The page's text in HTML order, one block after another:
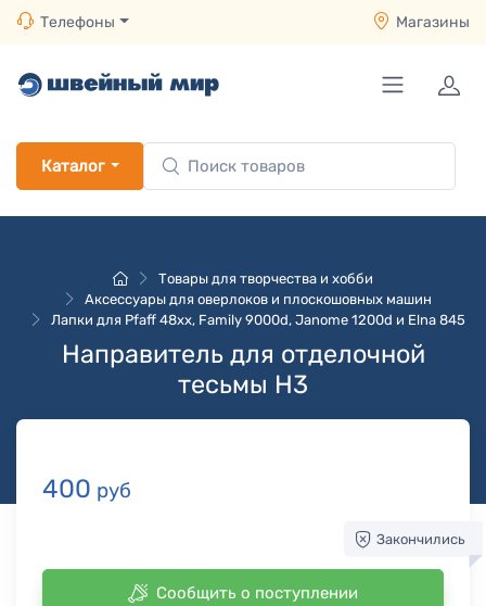
Телефоны Магазины
Каталог
Товары для творчества и хобби
Аксессуары для оверлоков и плоскошовных машин
Лапки для Pfaff 48хх, Family 9000d, Janome 1200d и Elna 845
Направитель для отделочной
тесьмы H3
400 руб
Закончились
Сообщить о поступлении